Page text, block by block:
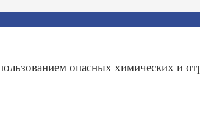
опасных химических и